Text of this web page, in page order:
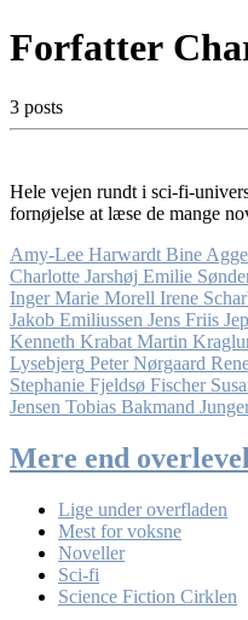
Forfatter
3 posts
Hele vejen rundt i sci-fi-
fornøjelse at læse de mange
Amy-Lee Harwardt Bine
Charlotte Jarshøj Emilie
Inger Marie Morell Irene
Jakob Emiliussen Jens Friis
Kenneth Krabat Martin
Lysebjerg Peter Nørgaard
Stephanie Fjeldsø Fischer
Jensen Tobias Bakmand
Mere end
Lige under overfladen
Mest for voksne
Noveller
Sci-fi
Science Fiction Cirklen